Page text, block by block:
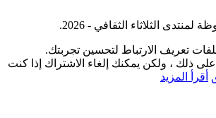
الثلاثاء الثقافي - 2026.
تعريف الارتباط لتحسين تجربتك.
ذلك ، ولكن يمكنك إلغاء الاشتراك إذا كنت
أقرأ المزيد